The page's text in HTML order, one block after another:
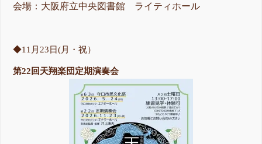
会場：大阪府立中央図書館 ライティホール
◆11月23日(月・祝）
第22回天翔楽団定期演奏会